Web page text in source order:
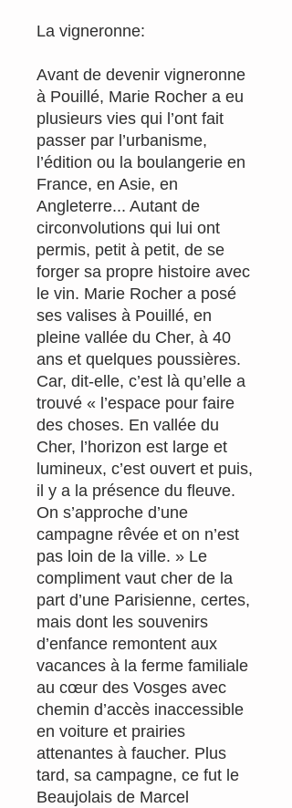
La vigneronne:
Avant de devenir vigneronne
à Pouillé, Marie Rocher a eu
plusieurs vies qui l’ont fait
passer par l’urbanisme,
l’édition ou la boulangerie en
France, en Asie, en
Angleterre... Autant de
circonvolutions qui lui ont
permis, petit à petit, de se
forger sa propre histoire avec
le vin. Marie Rocher a posé
ses valises à Pouillé, en
pleine vallée du Cher, à 40
ans et quelques poussières.
Car, dit-elle, c’est là qu’elle a
trouvé « l’espace pour faire
des choses. En vallée du
Cher, l’horizon est large et
lumineux, c’est ouvert et puis,
il y a la présence du fleuve.
On s’approche d’une
campagne rêvée et on n’est
pas loin de la ville. » Le
compliment vaut cher de la
part d’une Parisienne, certes,
mais dont les souvenirs
d’enfance remontent aux
vacances à la ferme familiale
au cœur des Vosges avec
chemin d’accès inaccessible
en voiture et prairies
attenantes à faucher. Plus
tard, sa campagne, ce fut le
Beaujolais de Marcel